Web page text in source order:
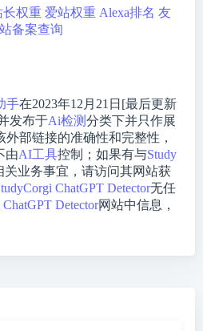
长权重 爱站权重 Alexa排名 友
备案查询
手在2023年12月21日[最后更新
发布于Ai检测分类下并只作展
外部链接的准确性和完整性，
由AI工具控制；如果有与Study
关业务事宜，请访问其网站获
ChatGPT Detector无任
Detector网站中信息，